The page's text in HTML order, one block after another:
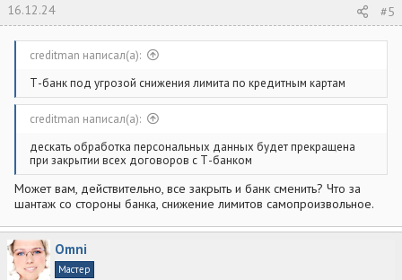
16.12.24 #5
creditman написал(а):
Т-банк под угрозой снижения лимита по кредитным картам
creditman написал(а):
дескать обработка персональных данных будет прекращена
при закрытии всех договоров с Т-банком
Может вам, действительно, все закрыть и банк сменить? Что за
шантаж со стороны банка, снижение лимитов самопроизвольное.
Omni
Мастер